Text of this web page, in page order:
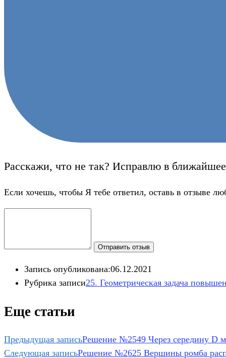
Расскажи, что не так? Исправлю в
Если хочешь, чтобы Я тебе ответил, оставь в отзыве
Отправить отзыв
Запись опубликована:06.12.2021
Рубрика записи25. Геометрическая задача
Еще статьи
Предыдущая записьРешение №2549 Через середину D
Следующая записьРешение №2625 Вершины ромба